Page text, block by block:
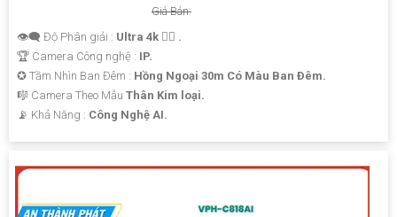
Giá Bán:
👁️‍🗨 Độ Phân giải : Ultra 4k 👍🏾 .
🏆 Camera Công nghệ : IP.
✪ Tầm Nhìn Ban Đêm : Hồng Ngoại 30m Có Màu Ban Ðêm.
🎼️ Camera Theo Mẫu Thân Kim loại.
️📡 Khả Năng : Công Nghệ AI.